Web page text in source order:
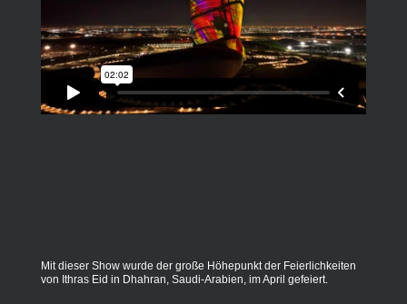
Mit dieser Show wurde der große Höhepunkt der Feierlichkeiten
von Ithras Eid in Dhahran, Saudi-Arabien, im April gefeiert.